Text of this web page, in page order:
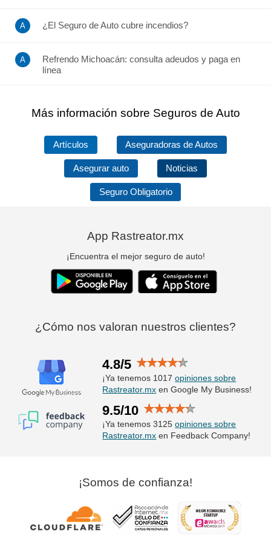
¿El Seguro de Auto cubre incendios?
Refrendo Michoacán: consulta adeudos y paga en
línea
Más información sobre Seguros de Auto
Artículos Aseguradoras de Autos
Asegurar auto Noticias
Seguro Obligatorio
App Rastreator.mx
¡Encuentra el mejor seguro de auto!
¿Cómo nos valoran nuestros clientes?
4.8/5
¡Ya tenemos 1017opiniones sobre
Rastreator.mx en Google My Business!
9.5/10
¡Ya tenemos 3125opiniones sobre
Rastreator.mx en Feedback Company!
¡Somos de confianza!